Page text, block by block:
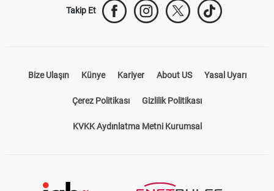
Takip Et
Bize Ulaşın Künye Kariyer About US Yasal Uyarı
Çerez Politikası Gizlilik Politikası
KVKK Aydınlatma Metni Kurumsal